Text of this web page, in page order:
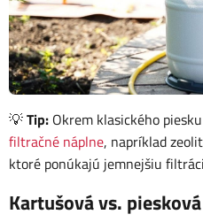
💡Tip: Okrem klasického
filtračné náplne, napríklad
ktoré ponúkajú jemnejšiu
Kartušová vs.